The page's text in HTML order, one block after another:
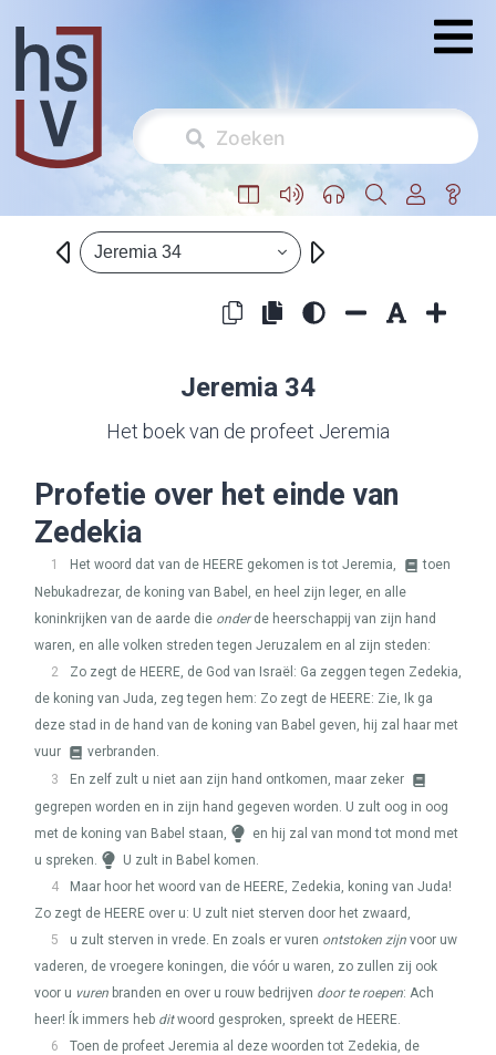
Jeremia 34
Jeremia 34
Het boek van de profeet Jeremia
Profetie over het einde van
Zedekia
1 Het woord dat van de HEERE gekomen is tot Jeremia,
toen
Nebukadrezar, de koning van Babel, en heel zijn leger, en alle
koninkrijken van de aarde die onderde heerschappij van zijn hand
waren, en alle volken streden tegen Jeruzalem en al zijn steden:
2
Zo zegt de HEERE, de God van Israël: Ga zeggen tegen Zedekia,
de koning van Juda, zeg tegen hem: Zo zegt de HEERE: Zie, Ik ga
deze stad in de hand van de koning van Babel geven, hij zal haar met
vuur
verbranden.
3
En zelf zult u niet aan zijn hand ontkomen, maar zeker
gegrepen worden en in zijn hand gegeven worden. U zult oog in oog
met de koning van Babel staan,
en hij zal van mond tot mond met
u spreken.
U zult in Babel komen.
4
Maar hoor het woord van de HEERE, Zedekia, koning van Juda!
Zo zegt de HEERE over u: U zult niet sterven door het zwaard,
5
u zult sterven in vrede. En zoals er vuren ontstoken zijn voor uw
vaderen, de vroegere koningen, die vóór u waren, zo zullen zij ook
voor u vuren branden en over u rouw bedrijven door te roepen: Ach
heer! Ík immers heb ditwoord gesproken, spreekt de HEERE.
6
Toen de profeet Jeremia al deze woorden tot Zedekia, de